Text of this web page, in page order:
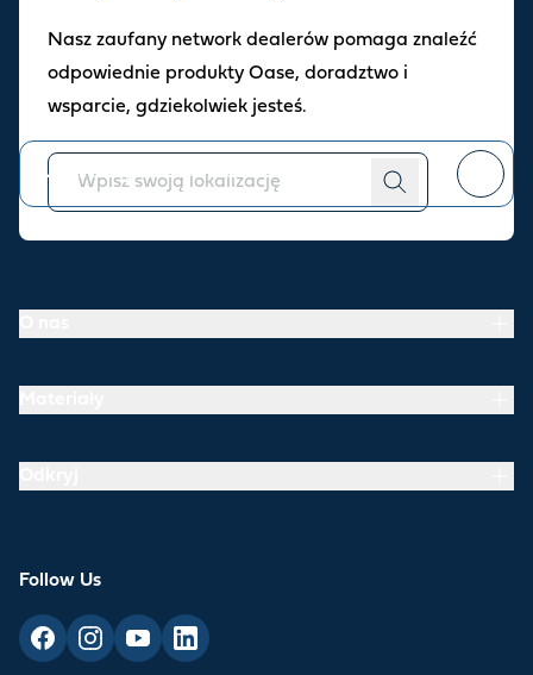
Nasz zaufany network dealerów pomaga znaleźć
odpowiednie produkty Oase, doradztwo i
wsparcie, gdziekolwiek jesteś.
newslettera
Bądź na bieżąco z najnowszymi informacjami i ofertami naszego
Follow Us